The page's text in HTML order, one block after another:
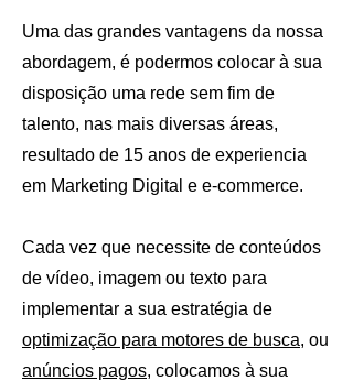
Uma das grandes vantagens da nossa
abordagem, é podermos colocar à sua
disposição uma rede sem fim de
talento, nas mais diversas áreas,
resultado de 15 anos de experiencia
em Marketing Digital e e-commerce.
Cada vez que necessite de conteúdos
de vídeo, imagem ou texto para
implementar a sua estratégia de
optimização para motores de busca, ou
anúncios pagos, colocamos à sua